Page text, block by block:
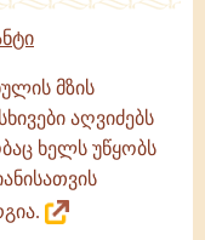
მზის
აღვიძებს
ხელს უწყობს